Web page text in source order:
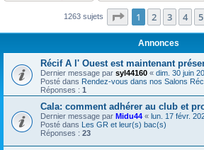
1263 sujets Page 1sur51
1 2 3 4 5
Annonces
Récif A l' Ouest est maintenant
Dernier message par syl44160 « dim. 30 juin
Posté dans Rendez-vous dans nos Salons
Réponses : 1
Cala: comment adhérer au club et
Dernier message par Midu44 « lun. 17 févr.
Posté dans Les GR et leur(s) bac(s)
Réponses : 23